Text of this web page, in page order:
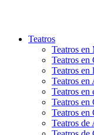
Teatros
Teatros en
Teatros en
Teatros en
Teatros en
Teatros en
Teatros en
Teatros en
Teatros de